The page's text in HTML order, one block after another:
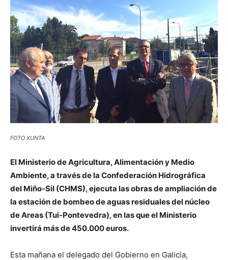
FOTO XUNTA
El Ministerio de Agricultura, Alimentación y Medio
Ambiente, a través de la Confederación Hidrográfica
del Miño-Sil (CHMS), ejecuta las obras de ampliación de
la estación de bombeo de aguas residuales del núcleo
de Areas (Tui-Pontevedra), en las que el Ministerio
invertirá más de 450.000 euros.
Esta mañana el delegado del Gobierno en Galicia,